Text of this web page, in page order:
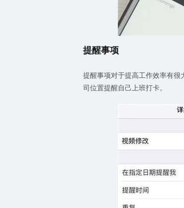
提醒事项
提醒事项对于提高工作效率有
司位置提醒自己上班打卡。